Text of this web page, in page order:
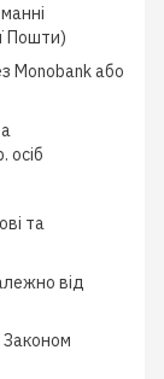
Пошти)
Monobank або
осіб
та
від
Законом